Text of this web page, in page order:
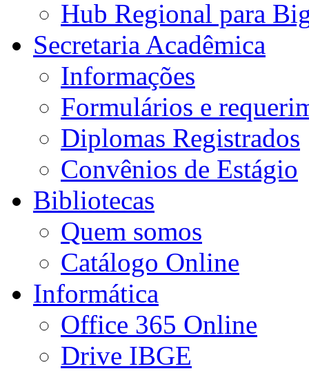
Hub Regional para
Secretaria Acadêmica
Informações
Formulários e
Diplomas Registrados
Convênios de Estágio
Bibliotecas
Quem somos
Catálogo Online
Informática
Office 365 Online
Drive IBGE